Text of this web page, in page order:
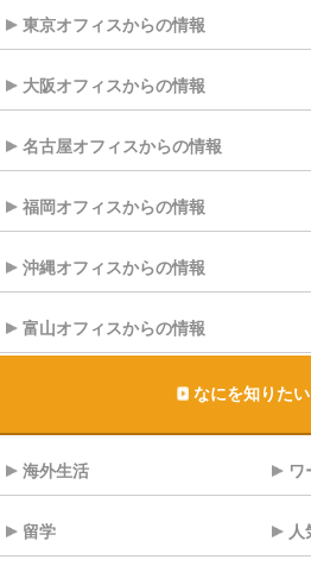
東京オフィスからの情報
大阪オフィスからの情報
名古屋オフィスからの情報
福岡オフィスからの情報
沖縄オフィスからの情報
富山オフィスからの情報
なにを知りた
海外生活 ワ
留学 人